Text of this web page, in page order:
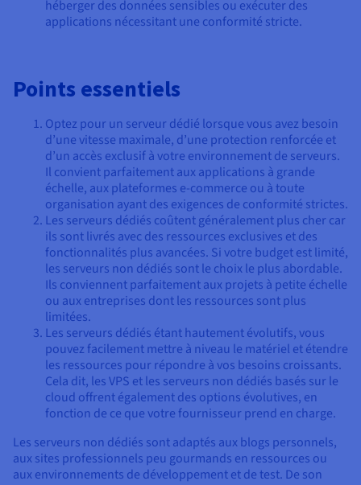
héberger des données sensibles ou exécuter des
applications nécessitant une conformité stricte.
Points essentiels
Optez pour un serveur dédié lorsque vous avez besoin
d’une vitesse maximale, d’une protection renforcée et
d’un accès exclusif à votre environnement de serveurs.
Il convient parfaitement aux applications à grande
échelle, aux plateformes e-commerce ou à toute
organisation ayant des exigences de conformité strictes.
Les serveurs dédiés coûtent généralement plus cher car
ils sont livrés avec des ressources exclusives et des
fonctionnalités plus avancées. Si votre budget est limité,
les serveurs non dédiés sont le choix le plus abordable.
Ils conviennent parfaitement aux projets à petite échelle
ou aux entreprises dont les ressources sont plus
limitées.
Les serveurs dédiés étant hautement évolutifs, vous
pouvez facilement mettre à niveau le matériel et étendre
les ressources pour répondre à vos besoins croissants.
Cela dit, les VPS et les serveurs non dédiés basés sur le
cloud offrent également des options évolutives, en
fonction de ce que votre fournisseur prend en charge.
Les serveurs non dédiés sont adaptés aux blogs personnels,
aux sites professionnels peu gourmands en ressources ou
aux environnements de développement et de test. De son